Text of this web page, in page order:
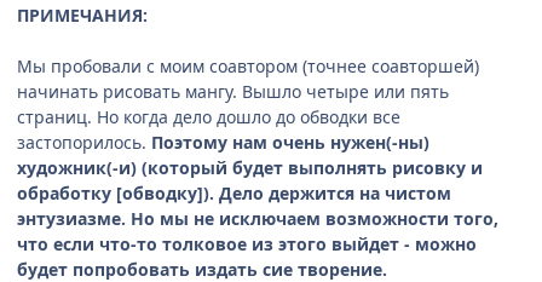
ПРИМЕЧАНИЯ:
Мы пробовали с моим соавтором (точнее соавторшей)
начинать рисовать мангу. Вышло четыре или пять
страниц. Но когда дело дошло до обводки все
застопорилось. Поэтому нам очень нужен(-ны)
художник(-и) (который будет выполнять рисовку и
обработку [обводку]). Дело держится на чистом
энтузиазме. Но мы не исключаем возможности того,
что если что-то толковое из этого выйдет - можно
будет попробовать издать сие творение.